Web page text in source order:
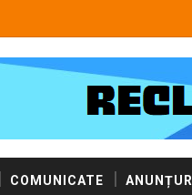
COMUNICATE ANUNȚURI